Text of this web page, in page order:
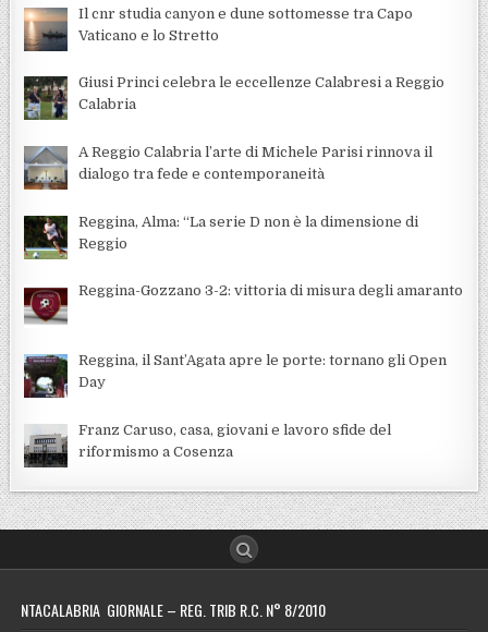
Il cnr studia canyon e dune sottomesse tra Capo
Vaticano e lo Stretto
Giusi Princi celebra le eccellenze Calabresi a Reggio
Calabria
A Reggio Calabria l’arte di Michele Parisi rinnova il
dialogo tra fede e contemporaneità
Reggina, Alma: “La serie D non è la dimensione di
Reggio
Reggina-Gozzano 3-2: vittoria di misura degli amaranto
Reggina, il Sant’Agata apre le porte: tornano gli Open
Day
Franz Caruso, casa, giovani e lavoro sfide del
riformismo a Cosenza
NTACALABRIA GIORNALE – REG. TRIB R.C. N° 8/2010